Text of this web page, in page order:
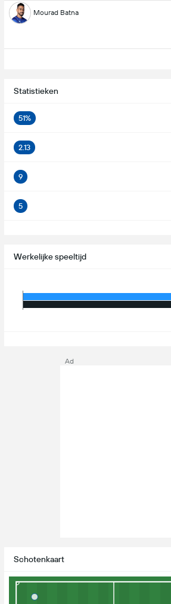
Mourad Batna
Statistieken
51%
2.13
9
5
Werkelijke speeltijd
Schotenkaart
Ad